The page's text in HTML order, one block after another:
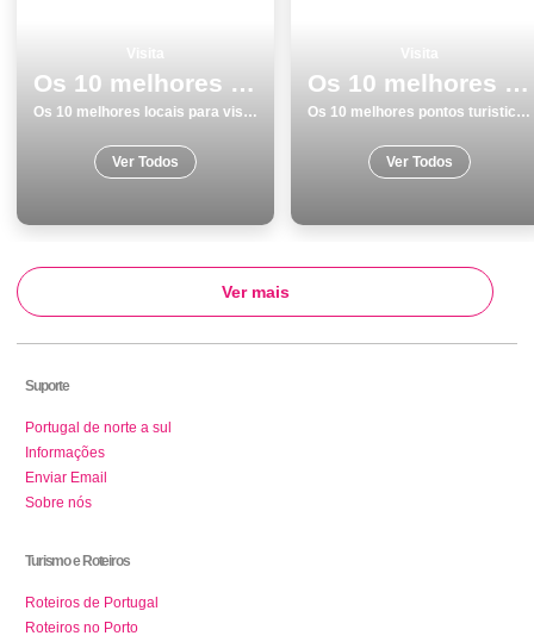
Os 10 melhores locais para visitar em Almada
Os 10 melhores locais para visitar em Almada
Ver Todos
Os 10 melhores pontos turisticos para conhecer e visitar em Braga
Os 10 melhores pontos turisticos para conhecer e visitar em Braga
Ver Todos
Ver mais
Suporte
Portugal de norte a sul
Informações
Enviar Email
Sobre nós
Turismo e Roteiros
Roteiros de Portugal
Roteiros no Porto